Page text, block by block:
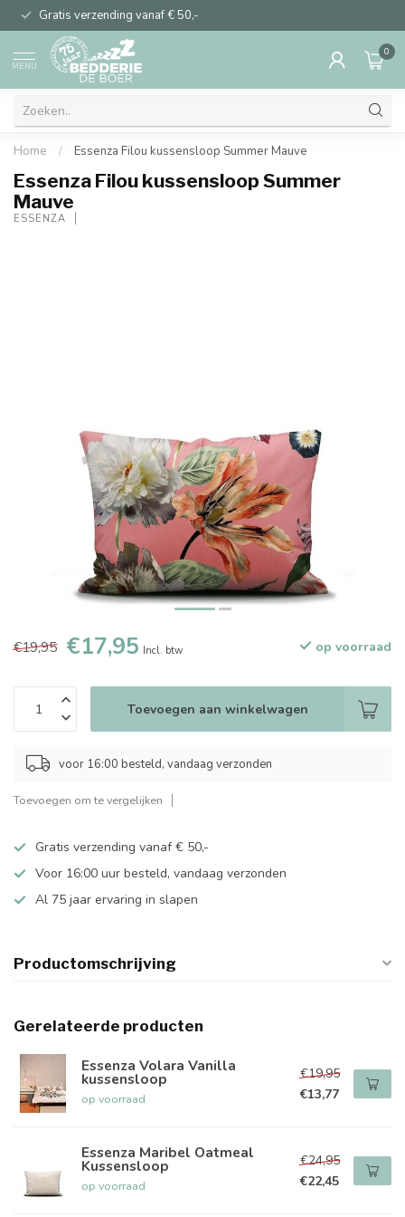
Gratis verzending vanaf € 50,-
MENU
0
Home / Essenza Filou kussensloop Summer Mauve
Essenza Filou kussensloop Summer
Mauve
ESSENZA
€19,95 €17,95 Incl. btw op voorraad
Toevoegen aan winkelwagen
voor 16:00 besteld, vandaag verzonden
Toevoegen om te vergelijken
Gratis verzending vanaf € 50,-
Voor 16:00 uur besteld, vandaag verzonden
Al 75 jaar ervaring in slapen
Productomschrijving
Gerelateerde producten
Essenza Volara Vanilla
kussensloop
op voorraad
€19,95
€13,77
Essenza Maribel Oatmeal
Kussensloop
op voorraad
€24,95
€22,45